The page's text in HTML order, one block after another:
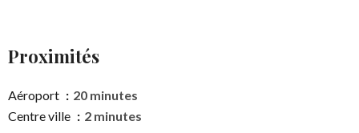
Proximités
Aéroport
20 minutes
Centre ville
2 minutes